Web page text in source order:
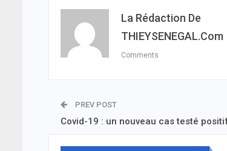
La Rédaction De
THIEYSENEGAL.com
Comments
PREV POST
Covid-19 : un nouveau cas testé